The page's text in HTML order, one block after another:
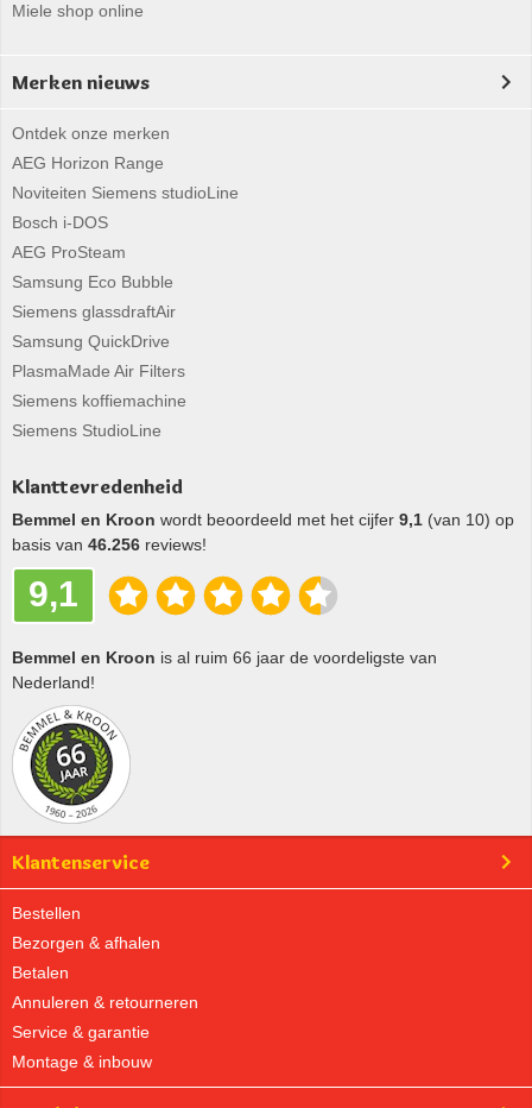
Miele shop online
Merken nieuws
Ontdek onze merken
AEG Horizon Range
Noviteiten Siemens studioLine
Bosch i-DOS
AEG ProSteam
Samsung Eco Bubble
Siemens glassdraftAir
Samsung QuickDrive
PlasmaMade Air Filters
Siemens koffiemachine
Siemens StudioLine
Klanttevredenheid
Bemmel en Kroon wordt beoordeeld met het cijfer 9,1 (van 10) op
basis van 46.256 reviews!
9,1
Bemmel en Kroon is al ruim 66 jaar de voordeligste van
Nederland!
Klantenservice
Bestellen
Bezorgen & afhalen
Betalen
Annuleren & retourneren
Service & garantie
Montage & inbouw